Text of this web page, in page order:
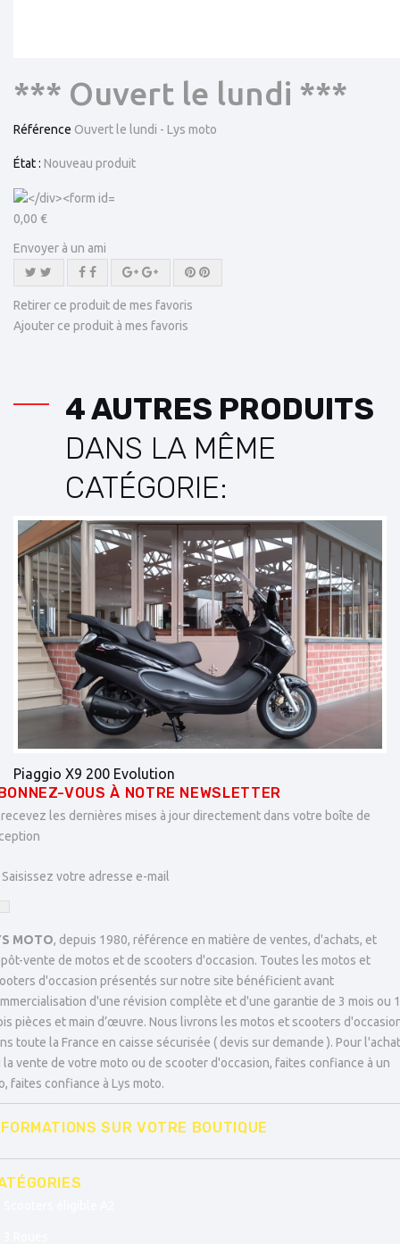
*** Ouvert le lundi ***
Référence Ouvert le lundi - Lys moto
État : Nouveau produit
0,00 €
Envoyer à un ami
Retirer ce produit de mes favoris
Ajouter ce produit à mes favoris
4 AUTRES PRODUITS
DANS LA MÊME
CATÉGORIE:
Piaggio X9 200 Evolution
VOUS À NOTRE NEWSLETTER
les dernières mises à jour directement dans votre boîte de
MOTO, depuis 1980, référence en matière de ventes, d'achats, et
vente de motos et de scooters d'occasion. Toutes les motos et
d'occasion présentés sur notre site bénéficient avant
d'une révision complète et d'une garantie de 3 mois ou
pièces et main d’œuvre. Nous livrons les motos et scooters
toute la France en caisse sécurisée ( devis sur demande ). Pour l'achat
la vente de votre moto ou de scooter d'occasion, faites confiance à un
faites confiance à Lys moto.
SUR VOTRE BOUTIQUE